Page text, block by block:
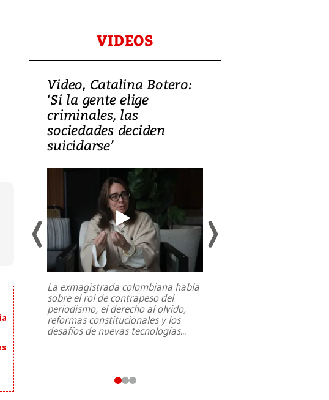
VIDEOS
Video, Catalina Botero:
‘Si la gente elige
criminales, las
sociedades deciden
suicidarse’
La exmagistrada colombiana habla
sobre el rol de contrapeso del
periodismo, el derecho al olvido,
reformas constitucionales y los
desafíos de nuevas tecnologías...